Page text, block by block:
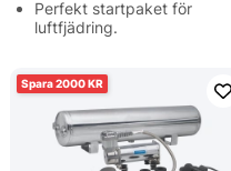
Perfekt startpaket för
luftfjädring.
2000